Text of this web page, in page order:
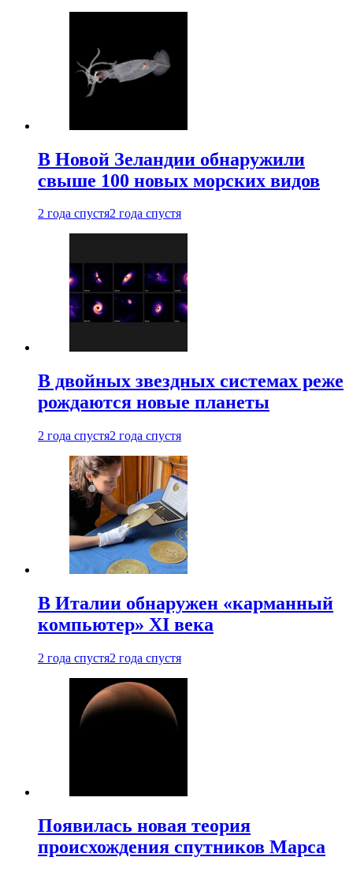
В Новой Зеландии обнаружили
свыше 100 новых морских видов
2 года спустя2 года спустя
В двойных звездных системах реже
рождаются новые планеты
2 года спустя2 года спустя
В Италии обнаружен «карманный
компьютер» XI века
2 года спустя2 года спустя
Появилась новая теория
происхождения спутников Марса